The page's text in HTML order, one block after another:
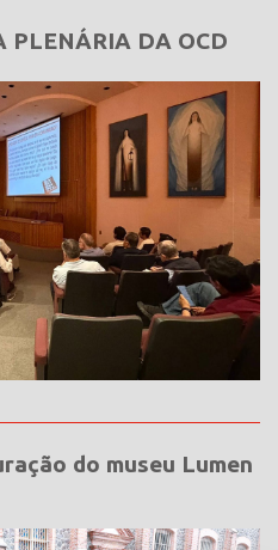
PLENÁRIA DA OCD
do museu Lumen